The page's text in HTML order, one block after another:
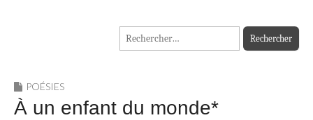
MADININ'ART
Rechercher :
POÉSIES
À un enfant du monde*